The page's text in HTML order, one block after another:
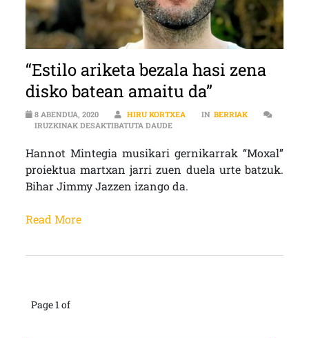
“Estilo ariketa bezala hasi zena
disko batean amaitu da”
8 ABENDUA, 2020 HIRU KORTXEA IN BERRIAK
IRUZKINAK DESAKTIBATUTA DAUDE“ESTILO ARIKETA BEZALA HASI
Hannot Mintegia musikari gernikarrak “Moxal”
proiektua martxan jarri zuen duela urte batzuk.
Bihar Jimmy Jazzen izango da.
Read More
Page 1 of